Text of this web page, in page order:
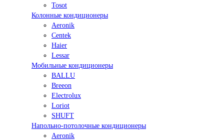
Tosot
Колонные кондиционеры
Aeronik
Centek
Haier
Lessar
Мобильные кондиционеры
BALLU
Breeon
Electrolux
Loriot
SHUFT
Напольно-потолочные кондиционеры
Aeronik